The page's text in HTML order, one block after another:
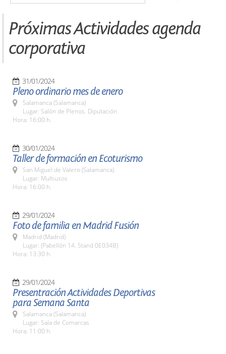
Próximas Actividades agenda
corporativa
31/01/2024
Pleno ordinario mes de enero
Salamanca (Salamanca)
Lugar: Salón de Plenos. Diputación
Hora: 16:00 h.
30/01/2024
Taller de formación en Ecoturismo
San Miguel de Valero (Salamanca)
Lugar: Multiusos
Hora: 16:00 h.
29/01/2024
Foto de familia en Madrid Fusión
Madrid (Madrid)
Lugar: (Pabellón 14. Stand 0E034B)
Hora: 13:30 h.
29/01/2024
Presentración Actividades Deportivas
para Semana Santa
Salamanca (Salamanca)
Lugar: Sala de Comarcas
Hora: 11:00 h.